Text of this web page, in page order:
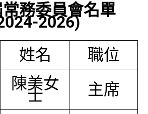
務委員會名單
2026)
姓名
職位
陳美女
士 主席